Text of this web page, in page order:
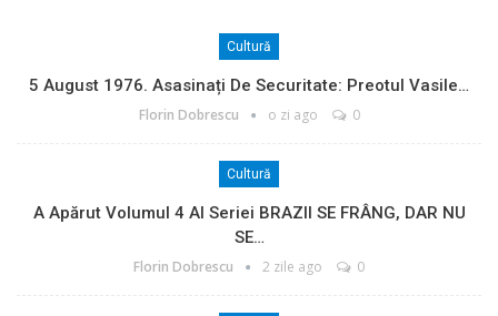
Cultură
5 August 1976. Asasinați De Securitate: Preotul Vasile…
Florin Dobrescu o zi ago 0
Cultură
A Apărut Volumul 4 Al Seriei BRAZII SE FRÂNG, DAR NU
SE…
Florin Dobrescu 2 zile ago 0